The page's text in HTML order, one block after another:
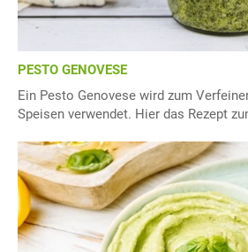
PESTO GENOVESE
Ein Pesto Genovese wird zum
Speisen verwendet. Hier das Rezept